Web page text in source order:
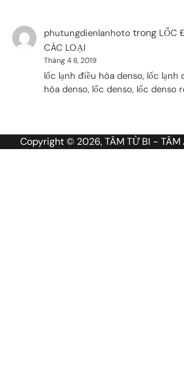
phutungdienlanhoto trong LỐC
CÁC LOẠI
Tháng 4 8, 2019
lốc lạnh điều hòa denso, lốc lạnh
hòa denso, lốc denso, lốc denso
Copyright © 2026, TÂM TỪ BI - TÂM